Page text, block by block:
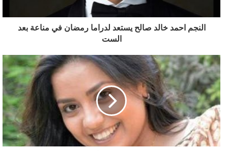
النجم احمد خالد صالح يستعد لدراما رمضان في مناعة بعد
الست